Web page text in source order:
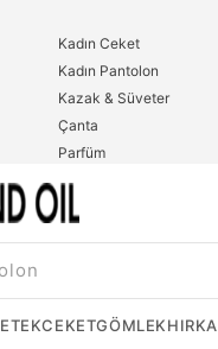
Kadın Ceket
Kadın Pantolon
Kazak & Süveter
Çanta
Parfüm
Erkek Giyim
ETEKCEKETGÖMLEKHIRKA